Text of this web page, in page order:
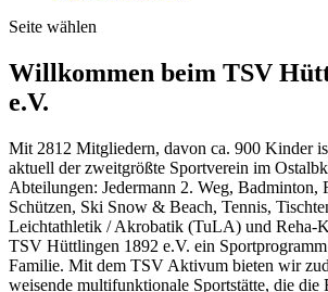
Seite wählen
Willkommen beim TSV
e.V.
Mit 2812 Mitgliedern, davon ca. 900 Kinder
aktuell der zweitgrößte Sportverein im
Abteilungen: Jedermann 2. Weg, Badminton,
Schützen, Ski Snow & Beach, Tennis,
Leichtathletik / Akrobatik (TuLA) und Reha-
TSV Hüttlingen 1892 e.V. ein
Familie. Mit dem TSV Aktivum bieten wir
weisende multi­funktionale Sportstätte, die die